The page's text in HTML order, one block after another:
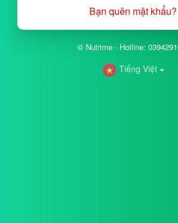
Bạn quên mật khẩu?
© Nutrime - Hotline:
Tiếng Việt